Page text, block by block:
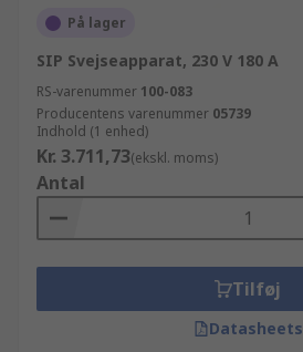
På lager
SIP Svejseapparat, 230 V 180 A
RS-varenummer 100-083
Producentens varenummer 05739
Indhold (1 enhed)
Kr. 3.711,73(ekskl. moms)
Antal
Tilføj
Datasheets